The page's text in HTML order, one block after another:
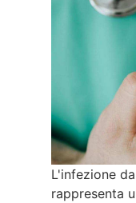
L'infezione da
rappresenta